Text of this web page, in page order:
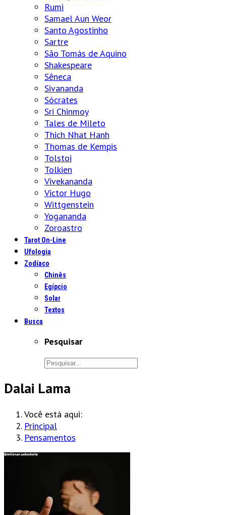
Rumi
Samael Aun Weor
Santo Agostinho
Sartre
São Tomás de Aquino
Shakespeare
Sêneca
Sivananda
Sócrates
Sri Chinmoy
Tales de Mileto
Thich Nhat Hanh
Thomas de Kempis
Tolstoi
Tolkien
Vivekananda
Victor Hugo
Wittgenstein
Yogananda
Zoroastro
Tarot On-Line
Ufologia
Zodíaco
Chinês
Egípcio
Solar
Textos
Busca
Pesquisar
Dalai Lama
Você está aqui:
Principal
Pensamentos